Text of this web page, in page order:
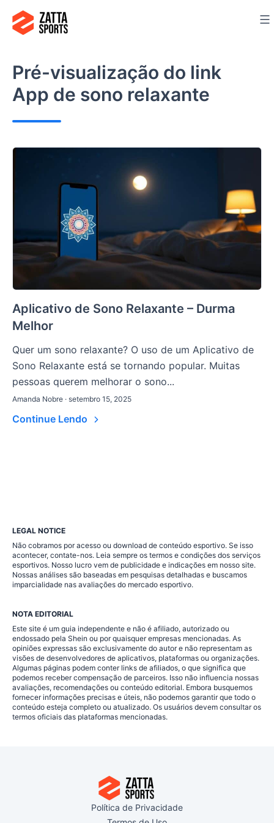
para
conteúdo
Pré-visualização do link
App de sono relaxante
Aplicativo de Sono Relaxante – Durma
Melhor
Quer um sono relaxante? O uso de um Aplicativo de
Sono Relaxante está se tornando popular. Muitas
pessoas querem melhorar o sono...
Amanda Nobre · setembro 15, 2025
Continue Lendo
LEGAL NOTICE
Não cobramos por acesso ou download de conteúdo esportivo. Se isso
acontecer, contate-nos. Leia sempre os termos e condições dos serviços
esportivos. Nosso lucro vem de publicidade e indicações em nosso site.
Nossas análises são baseadas em pesquisas detalhadas e buscamos
imparcialidade nas avaliações do mercado esportivo.
NOTA EDITORIAL
Este site é um guia independente e não é afiliado, autorizado ou
endossado pela Shein ou por quaisquer empresas mencionadas. As
opiniões expressas são exclusivamente do autor e não representam as
visões de desenvolvedores de aplicativos, plataformas ou organizações.
Algumas páginas podem conter links de afiliados, o que significa que
podemos receber compensação de parceiros. Isso não influencia nossas
avaliações, recomendações ou conteúdo editorial. Embora busquemos
fornecer informações precisas e úteis, não podemos garantir que todo o
conteúdo esteja completo ou atualizado. Os usuários devem consultar os
termos oficiais das plataformas mencionadas.
Política de Privacidade